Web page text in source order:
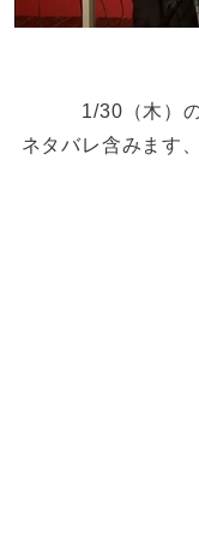
1/30（木）
ネタバレ含みます